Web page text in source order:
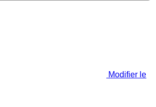
Modifier le